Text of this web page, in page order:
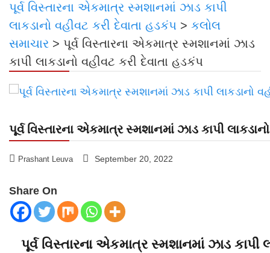
પૂર્વ વિસ્તારના એકમાત્ર સ્મશાનમાં ઝાડ કાપી
લાકડાનો વહીવટ કરી દેવાતા હડકંપ > કલોલ
સમાચાર > પૂર્વ વિસ્તારના એકમાત્ર સ્મશાનમાં ઝાડ
કાપી લાકડાનો વહીવટ કરી દેવાતા હડકંપ
પૂર્વ વિસ્તારના એકમાત્ર સ્મશાનમાં ઝાડ કાપી
Prashant Leuva September 20, 2022
Share On
પૂર્વ વિસ્તારના એકમાત્ર સ્મશાનમાં ઝાડ કાપી